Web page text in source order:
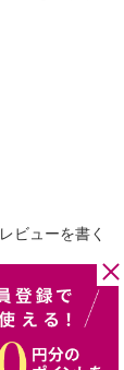
レビューを書く